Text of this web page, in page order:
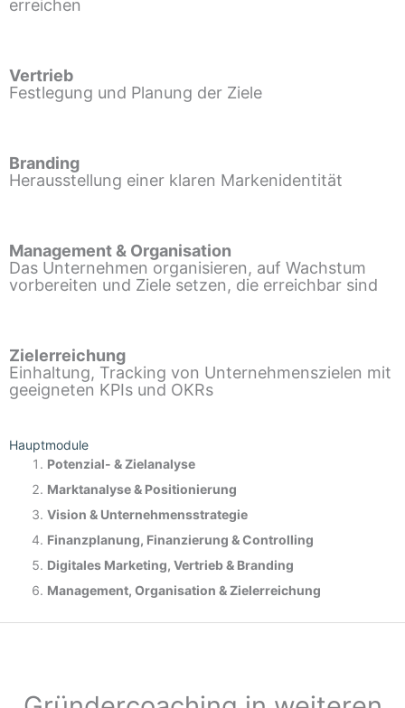
erreichen
Vertrieb
Festlegung und Planung der Ziele
Branding
Herausstellung einer klaren Markenidentität
Management & Organisation
Das Unternehmen organisieren, auf Wachstum
vorbereiten und Ziele setzen, die erreichbar sind
Zielerreichung
Einhaltung, Tracking von Unternehmenszielen mit
geeigneten KPIs und OKRs
Hauptmodule
Potenzial- &Zielanalyse
Marktanalyse & Positionierung
Vision & Unternehmensstrategie
Finanzplanung, Finanzierung & Controlling
Digitales Marketing, Vertrieb & Branding
Management, Organisation & Zielerreichung